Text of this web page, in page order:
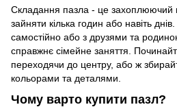
Складання пазла - це захоплюючий
зайняти кілька годин або навіть
самостійно або з друзями та
справжнє сімейне заняття.
переходячи до центру, або ж
кольорами та деталями.
Чому варто купити пазл?